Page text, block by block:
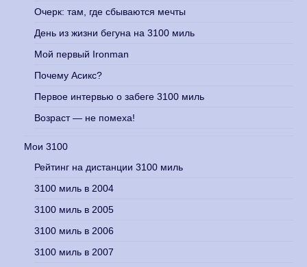
Очерк: там, где сбываются мечты
День из жизни бегуна на 3100 миль
Мой первый Ironman
Почему Асикс?
Первое интервью о забеге 3100 миль
Возраст — не помеха!
Мои 3100
Рейтинг на дистанции 3100 миль
3100 миль в 2004
3100 миль в 2005
3100 миль в 2006
3100 миль в 2007